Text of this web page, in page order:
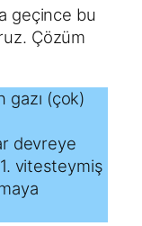
geçince bu
Çözüm
gazı (çok)
devreye
vitesteymiş